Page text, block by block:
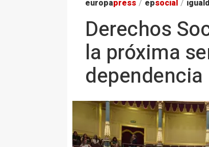
europapress / epsocial /
Derechos
la próxima
dependencia